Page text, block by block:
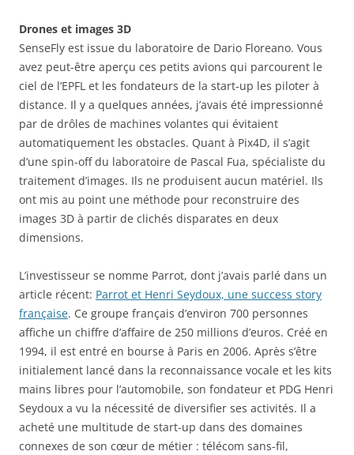
Drones et images 3D
SenseFly est issue du laboratoire de Dario Floreano. Vous
avez peut-être aperçu ces petits avions qui parcourent le
ciel de l’EPFL et les fondateurs de la start-up les piloter à
distance. Il y a quelques années, j’avais été impressionné
par de drôles de machines volantes qui évitaient
automatiquement les obstacles. Quant à Pix4D, il s’agit
d’une spin-off du laboratoire de Pascal Fua, spécialiste du
traitement d’images. Ils ne produisent aucun matériel. Ils
ont mis au point une méthode pour reconstruire des
images 3D à partir de clichés disparates en deux
dimensions.
L’investisseur se nomme Parrot, dont j’avais parlé dans un
article récent: Parrot et Henri Seydoux, une success story
française. Ce groupe français d’environ 700 personnes
affiche un chiffre d’affaire de 250 millions d’euros. Créé en
1994, il est entré en bourse à Paris en 2006. Après s’être
initialement lancé dans la reconnaissance vocale et les kits
mains libres pour l’automobile, son fondateur et PDG Henri
Seydoux a vu la nécessité de diversifier ses activités. Il a
acheté une multitude de start-up dans des domaines
connexes de son cœur de métier : télécom sans-fil,